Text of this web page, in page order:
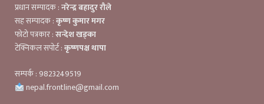
प्रधान सम्पादक :नरेन्द्र बहादुर रौले
सह सम्पादक :कृष्ण कुमार मगर
फोटो पत्रकार :सन्देश खड्का
टेक्निकल सपोर्ट :कृष्णपक्ष थापा
सम्पर्क : 9823249519
nepal.frontline@gmail.com